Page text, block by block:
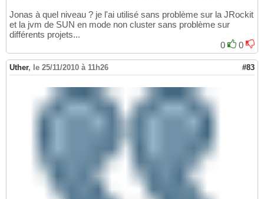
Jonas à quel niveau ? je l'ai utilisé sans problème sur la JRockit
et la jvm de SUN en mode non cluster sans problème sur
différents projets...
0
0
Uther, le 25/11/2010 à 11h26 #83